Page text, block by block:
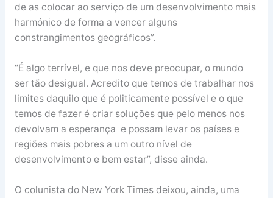
de as colocar ao serviço de um desenvolvimento mais
harmónico de forma a vencer alguns
constrangimentos geográficos”.
“É algo terrível, e que nos deve preocupar, o mundo
ser tão desigual. Acredito que temos de trabalhar nos
limites daquilo que é politicamente possível e o que
temos de fazer é criar soluções que pelo menos nos
devolvam a esperança e possam levar os países e
regiões mais pobres a um outro nível de
desenvolvimento e bem estar”, disse ainda.
O colunista do New York Times deixou, ainda, uma